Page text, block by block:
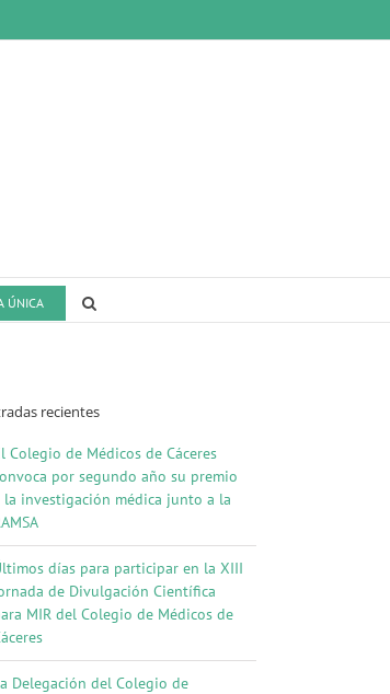
ÚNICA
recientes
Colegio de Médicos de Cáceres
por segundo año su premio
la investigación médica junto a la
días para participar en la XIII
de Divulgación Científica
MIR del Colegio de Médicos de
Delegación del Colegio de